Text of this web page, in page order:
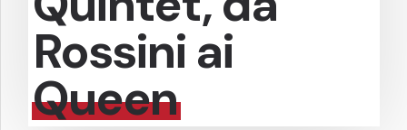
Rossini ai
Queen